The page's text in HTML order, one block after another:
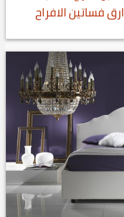
فساتين افراح جديدة 2014 ارق فساتين الافراح